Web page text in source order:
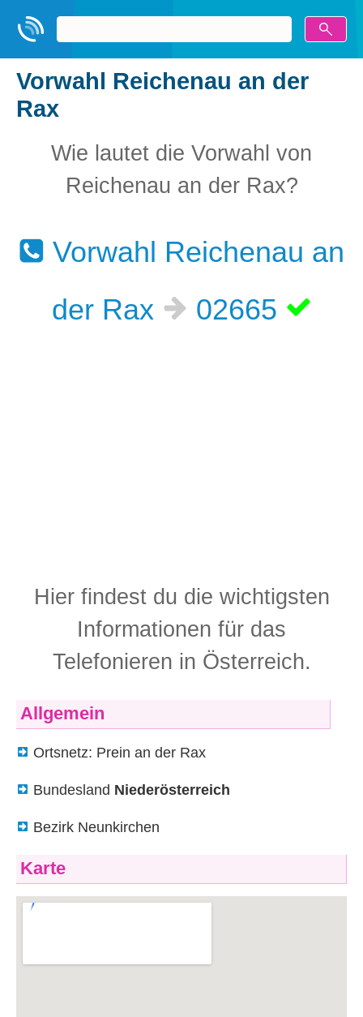
Vorwahl Reichenau an der
Rax
Wie lautet die Vorwahl von
Reichenau an der Rax?
Vorwahl Reichenau an
der Rax
02665
Hier findest du die wichtigsten
Informationen für das
Telefonieren in Österreich.
Allgemein
Ortsnetz: Prein an der Rax
Bundesland Niederösterreich
Bezirk Neunkirchen
Karte